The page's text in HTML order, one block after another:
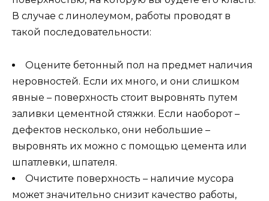
В случае с линолеумом, работы проводят в
такой последовательности:
Оцените бетонный пол на предмет наличия
неровностей. Если их много, и они слишком
явные – поверхность стоит выровнять путем
заливки цементной стяжки. Если наоборот –
дефектов несколько, они небольшие –
выровнять их можно с помощью цемента или
шпатлевки, шпателя.
Очистите поверхность – наличие мусора
может значительно снизит качество работы,